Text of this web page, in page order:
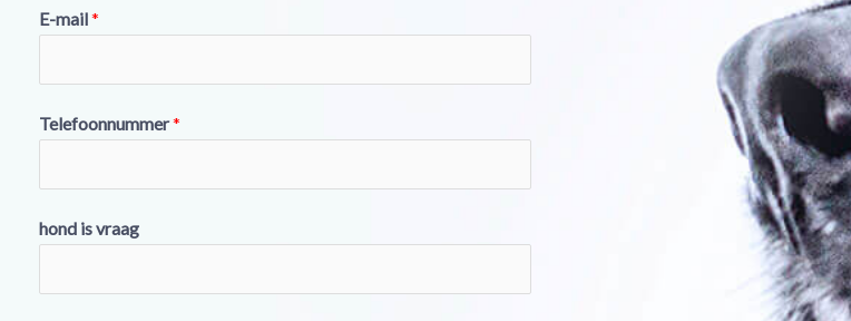
E-mail*
Telefoonnummer*
hond is vraag